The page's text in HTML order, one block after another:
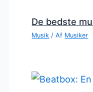
De bedste
Musik / Af Musiker